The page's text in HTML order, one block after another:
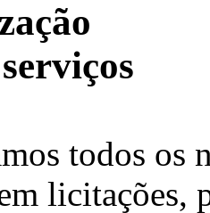
todos os
licitações,